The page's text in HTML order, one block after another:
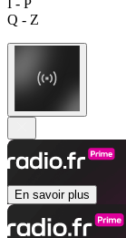
Q - Z
En savoir plus